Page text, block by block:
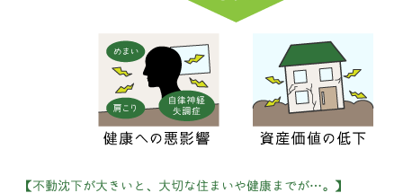
【不動沈下が大きいと、大切な住まいや健康までが…。】